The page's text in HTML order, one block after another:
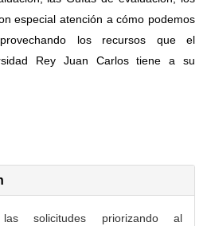
especial atención a cómo podemos
los recursos que el
Rey Juan Carlos tiene a su
solicitudes priorizando al